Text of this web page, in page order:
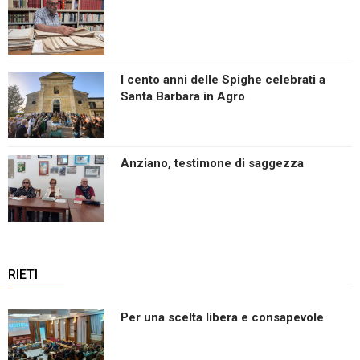
I cento anni delle Spighe celebrati a
Santa Barbara in Agro
Anziano, testimone di saggezza
RIETI
Per una scelta libera e consapevole